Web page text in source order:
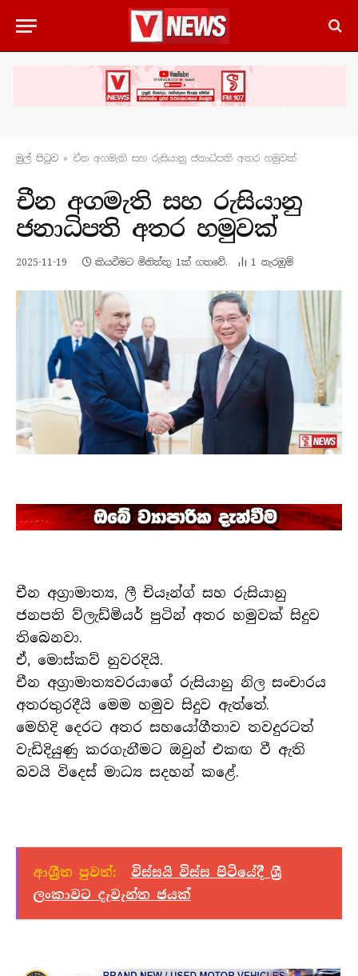
මුල් පිටු​ව » චීන අගමැති සහ රුසියානු ජනාධිපති අතර හමුවක්
චීන අගමැති සහ රුසියානු
ජනාධිපති අතර හමුවක්
2025-11-19 කියවීමට මිනිත්තු 1ක් ගතවේ. 1 නැරඹු​ම්
චීන අග්‍රාමාත්‍ය, ලී චියෑන්ග් සහ රුසියානු
ජනපති ව්ලැඩ්මියර් පුටින් අතර හමුවක් සිදුව
තිබෙනවා.
ඒ, මොස්කව් නුවරදියි.
චීන අග්‍රාමාත්‍යවරයාගේ රුසියානු නිල සංචාරය
අතරතුරදීයි මෙම හමුව සිදුව ඇත්තේ.
මෙහිදි දෙරට අතර සහයෝගීතාව තවදුරටත්
වැඩිදියුණු කරගැනීමට ඔවුන් එකඟ වී ඇති
බවයි විදෙස් මාධ්‍ය සදහන් කළේ.
ආශ්‍රීත පුවත්:
විස්සයි විස්ස පිටියේදී ශ්‍රී
ලංකාවට දැවැන්ත ජයක්